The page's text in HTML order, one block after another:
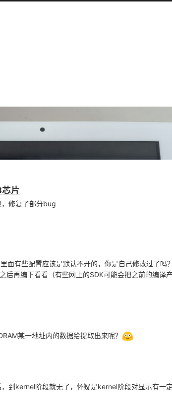
mq_r/env.cfg b/device/config/chips/
env.cfg
env.cfg
mq_r/sys_config.fex b/device/config/
sys_config.fex
sys_config.fex
右），也可以考虑使用小一点的图片。
片
修复了部分bug
面有些配置应该是默认不开的，你是自己修改过了吗？
再编下看看（有些网上的SDK可能会把之前的编译
某一地址内的数据给提取出来呢？
到kernel阶段就无了，怀疑是kernel阶段对显示有一